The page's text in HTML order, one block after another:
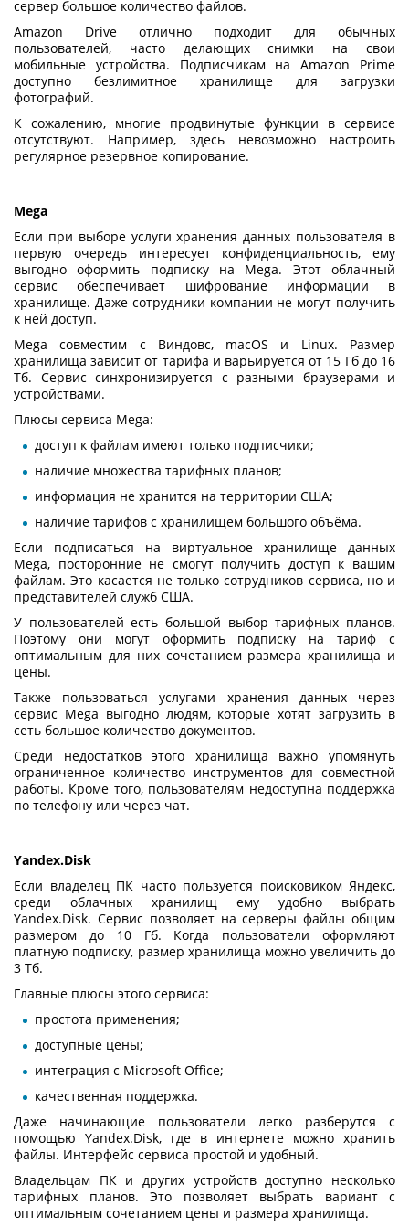
сервер большое количество файлов.
Amazon Drive отлично подходит для обычных
пользователей, часто делающих снимки на свои
мобильные устройства. Подписчикам на Amazon Prime
доступно безлимитное хранилище для загрузки
фотографий.
К сожалению, многие продвинутые функции в сервисе
отсутствуют. Например, здесь невозможно настроить
регулярное резервное копирование.
Mega
Если при выборе услуги хранения данных пользователя в
первую очередь интересует конфиденциальность, ему
выгодно оформить подписку на Mega. Этот облачный
сервис обеспечивает шифрование информации в
хранилище. Даже сотрудники компании не могут получить
к ней доступ.
Mega совместим с Виндовс, macOS и Linux. Размер
хранилища зависит от тарифа и варьируется от 15 Гб до 16
Тб. Сервис синхронизируется с разными браузерами и
устройствами.
Плюсы сервиса Mega:
доступ к файлам имеют только подписчики;
наличие множества тарифных планов;
информация не хранится на территории США;
наличие тарифов с хранилищем большого объёма.
Если подписаться на виртуальное хранилище данных
Mega, посторонние не смогут получить доступ к вашим
файлам. Это касается не только сотрудников сервиса, но и
представителей служб США.
У пользователей есть большой выбор тарифных планов.
Поэтому они могут оформить подписку на тариф с
оптимальным для них сочетанием размера хранилища и
цены.
Также пользоватьсяуслугами хранения данныхчерез
сервис Mega выгодно людям, которые хотят загрузить в
сеть большое количество документов.
Среди недостатков этого хранилища важно упомянуть
ограниченное количество инструментов для совместной
работы. Кроме того, пользователям недоступна поддержка
по телефону или через чат.
Yandex.Disk
Если владелец ПК часто пользуется поисковиком Яндекс,
среди облачных хранилищ ему удобно выбрать
Yandex.Disk. Сервис позволяет на серверы файлы общим
размером до 10 Гб. Когда пользователи оформляют
платную подписку, размер хранилища можно увеличить до
3 Тб.
Главные плюсы этого сервиса:
простота применения;
доступные цены;
интеграция с Microsoft Office;
качественная поддержка.
Даже начинающие пользователи легко разберутся с
помощью Yandex.Disk, где в интернете можно хранить
файлы. Интерфейс сервиса простой и удобный.
Владельцам ПК и других устройств доступно несколько
тарифных планов. Это позволяет выбрать вариант с
оптимальным сочетанием цены и размера хранилища.